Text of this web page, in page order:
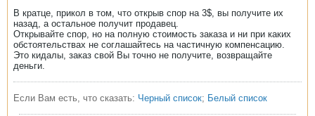
В кратце, прикол в том, что открыв спор на 3$, вы получите их
назад, а остальное получит продавец.
Открывайте спор, но на полную стоимость заказа и ни при каких
обстоятельствах не соглашайтесь на частичную компенсацию.
Это кидалы, заказ свой Вы точно не получите, возвращайте
деньги.
Если Вам есть, что сказать: Черный список; Белый список